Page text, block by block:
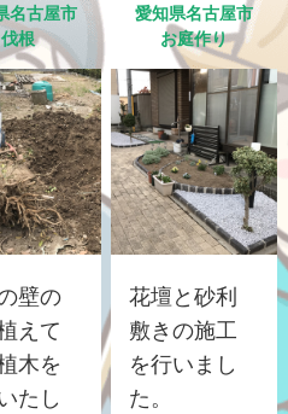
名古屋市
伐根
壁の
えて
木を
たし
愛知県名古屋市
お庭作り
花壇と砂利
敷きの施工
を行いまし
た。